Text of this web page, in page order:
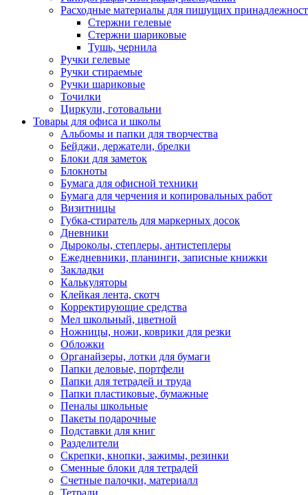
Расходные материалы для пишущих
Стержни гелевые
Стержни шариковые
Тушь, чернила
Ручки гелевые
Ручки стираемые
Ручки шариковые
Точилки
Циркули, готовальни
Товары для офиса и школы
Альбомы и папки для творчества
Бейджи, держатели, брелки
Блоки для заметок
Блокноты
Бумага для офисной техники
Бумага для черчения и копировальных работ
Визитницы
Губка-стиратель для маркерных досок
Дневники
Дыроколы, степлеры, антистеплеры
Ежедневники, планинги, записные книжки
Закладки
Калькуляторы
Клейкая лента, скотч
Корректирующие средства
Мел школьный, цветной
Ножницы, ножи, коврики для резки
Обложки
Органайзеры, лотки для бумаги
Папки деловые, портфели
Папки для тетрадей и труда
Папки пластиковые, бумажные
Пеналы школьные
Пакеты подарочные
Подставки для книг
Разделители
Скрепки, кнопки, зажимы, резинки
Сменные блоки для тетрадей
Счетные палочки, материалл
Тетради